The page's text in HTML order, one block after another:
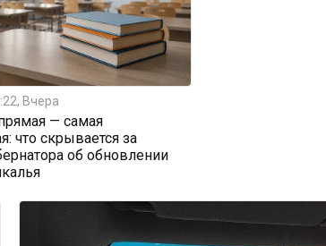
Вчера
— самая
что скрывается за
об обновлении